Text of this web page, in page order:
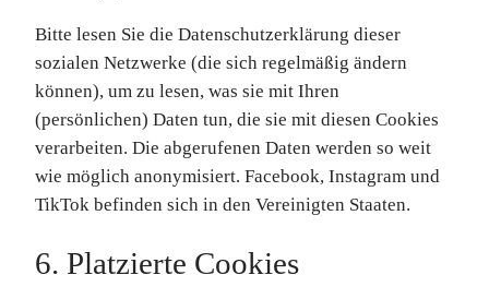
Bitte lesen Sie die Datenschutzerklärung dieser
sozialen Netzwerke (die sich regelmäßig ändern
können), um zu lesen, was sie mit Ihren
(persönlichen) Daten tun, die sie mit diesen Cookies
verarbeiten. Die abgerufenen Daten werden so weit
wie möglich anonymisiert. Facebook, Instagram und
TikTok befinden sich in den Vereinigten Staaten.
6. Platzierte Cookies